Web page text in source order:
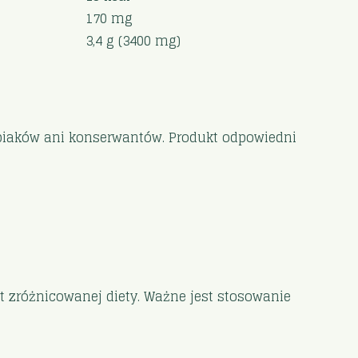
170 mg
3,4 g (3400 mg)
ani konserwantów. Produkt odpowiedni
diety. Ważne jest stosowanie